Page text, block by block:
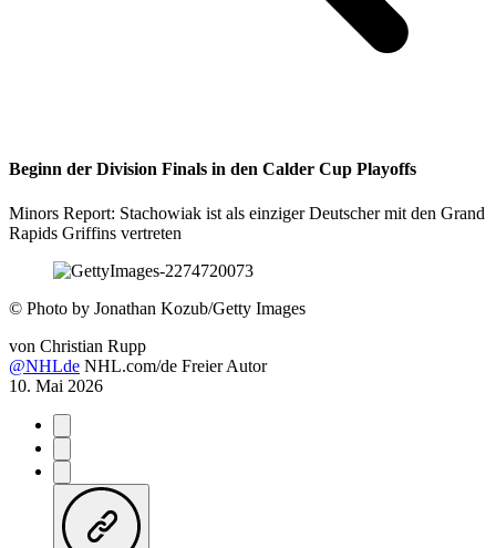
Beginn der Division Finals in den Calder Cup Playoffs
Minors Report: Stachowiak ist als einziger Deutscher mit den Grand
Rapids Griffins vertreten
© Photo by Jonathan Kozub/Getty Images
von Christian Rupp
@NHLde NHL.com/de Freier Autor
10. Mai 2026